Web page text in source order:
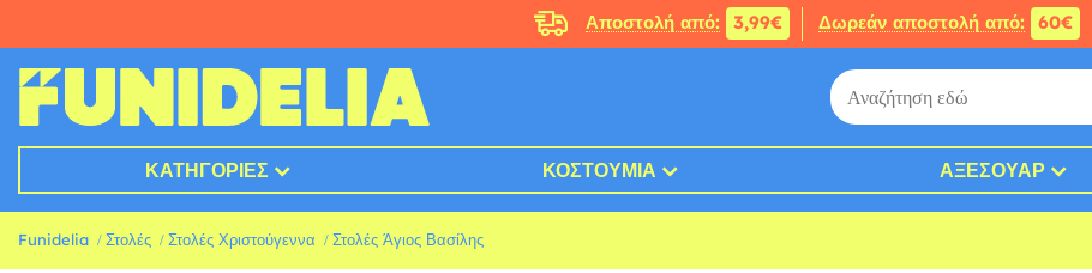
Αποστολή από: 3,99€ Δωρεάν αποστολή από: 60€
ΚΑΤΗΓΟΡΊΕΣ ΚΟΣΤΟΎΜΙΑ ΑΞΕΣΟΥΆΡ
Funidelia Στολές Στολές Χριστούγεννα Στολές Άγιος Βασίλης